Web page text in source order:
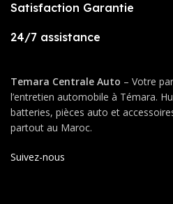
Satisfaction Garantie
24/7 assistance
Temara Centrale Auto – Votre
l’entretien automobile à Témara.
batteries, pièces auto et
partout au Maroc.
Suivez-nous